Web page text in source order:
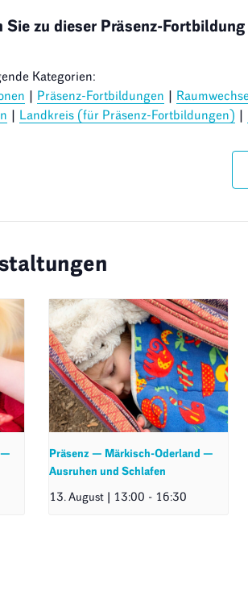
zu dieser Präsenz-
Kategorien:
| Präsenz-Fortbildungen |
| Landkreis (für Präsenz-Fortbildungen) |
—
Präsenz — Märkisch-Oderland —
Ausruhen und Schlafen
13. August | 13:00 - 16:30